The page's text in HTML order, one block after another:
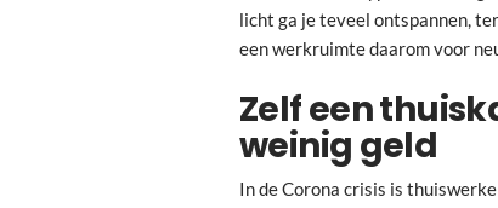
licht ga je teveel ontspannen,
een werkruimte daarom voor
Zelf een
weinig geld
In de Corona crisis is